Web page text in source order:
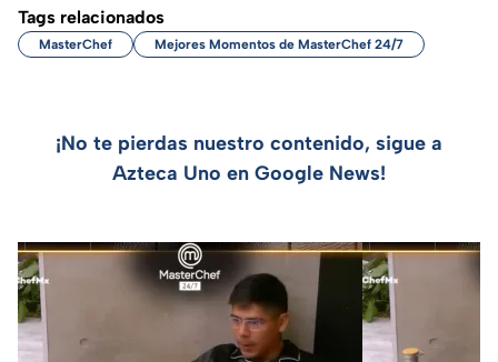
Tags relacionados
MasterChef Mejores Momentos de MasterChef 24/7
¡No te pierdas nuestro contenido, sigue a
Azteca Uno en Google News!